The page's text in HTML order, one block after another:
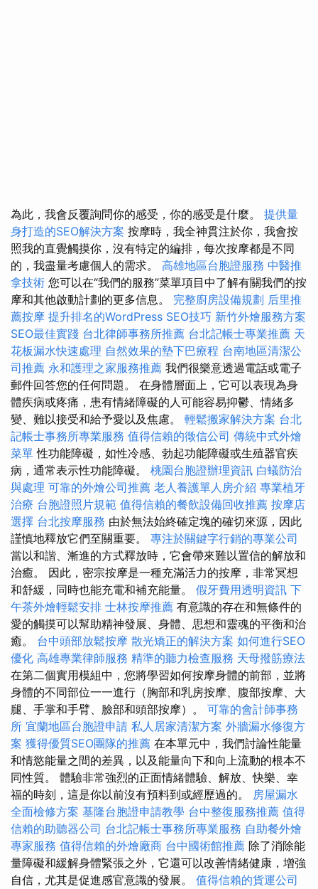
為此，我會反覆詢問你的感受，你的感受是什麼。 提供量
身打造的SEO解決方案 按摩時，我全神貫注於你，我會按
照我的直覺觸摸你，沒有特定的編排，每次按摩都是不同
的，我盡量考慮個人的需求。 高雄地區台胞證服務 中醫推
拿技術 您可以在“我們的服務”菜單項目中了解有關我們的按
摩和其他啟動計劃的更多信息。 完整廚房設備規劃 后里推
薦按摩 提升排名的WordPress SEO技巧 新竹外燴服務方案
SEO最佳實踐 台北律師事務所推薦 台北記帳士專業推薦 天
花板漏水快速處理 自然效果的墊下巴療程 台南地區清潔公
司推薦 永和護理之家服務推薦 我們很樂意透過電話或電子
郵件回答您的任何問題。 在身體層面上，它可以表現為身
體疾病或疼痛，患有情緒障礙的人可能容易抑鬱、情緒多
變、難以接受和給予愛以及焦慮。 輕鬆搬家解決方案 台北
記帳士事務所專業服務 值得信賴的徵信公司 傳統中式外燴
菜單 性功能障礙，如性冷感、勃起功能障礙或生殖器官疾
病，通常表示性功能障礙。 桃園台胞證辦理資訊 白蟻防治
與處理 可靠的外燴公司推薦 老人養護單人房介紹 專業植牙
治療 台胞證照片規範 值得信賴的餐飲設備回收推薦 按摩店
選擇 台北按摩服務 由於無法始終確定塊的確切來源，因此
謹慎地釋放它們至關重要。 專注於關鍵字行銷的專業公司
當以和諧、漸進的方式釋放時，它會帶來難以置信的解放和
治癒。 因此，密宗按摩是一種充滿活力的按摩，非常冥想
和舒緩，同時也能充電和補充能量。 假牙費用透明資訊 下
午茶外燴輕鬆安排 士林按摩推薦 有意識的存在和無條件的
愛的觸摸可以幫助精神發展、身體、思想和靈魂的平衡和治
癒。 台中頭部放鬆按摩 散光矯正的解決方案 如何進行SEO
優化 高雄專業律師服務 精準的聽力檢查服務 天母撥筋療法
在第二個實用模組中，您將學習如何按摩身體的前部，並將
身體的不同部位一一進行（胸部和乳房按摩、腹部按摩、大
腿、手掌和手臂、臉部和頭部按摩）。 可靠的會計師事務
所 宜蘭地區台胞證申請 私人居家清潔方案 外牆漏水修復方
案 獲得優質SEO團隊的推薦 在本單元中，我們討論性能量
和情慾能量之間的差異，以及能量向下和向上流動的根本不
同性質。 體驗非常強烈的正面情緒體驗、解放、快樂、幸
福的時刻，這是你以前沒有預料到或經歷過的。 房屋漏水
全面檢修方案 基隆台胞證申請教學 台中整復服務推薦 值得
信賴的助聽器公司 台北記帳士事務所專業服務 自助餐外燴
專家服務 值得信賴的外燴廠商 台中國術館推薦 除了消除能
量障礙和緩解身體緊張之外，它還可以改善情緒健康，增強
自信，尤其是促進感官意識的發展。 值得信賴的貨運公司